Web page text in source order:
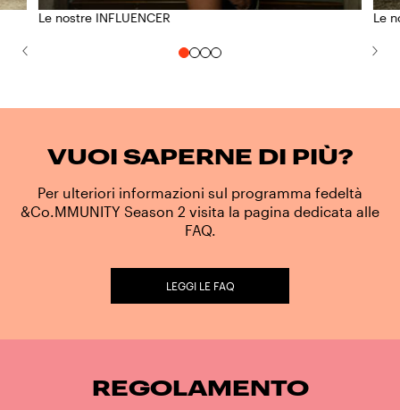
Le nostre INFLUENCER Le
VUOI SAPERNE DI PIÙ?
Per ulteriori informazioni sul programma fedeltà
&Co.MMUNITY Season 2 visita la pagina dedicata alle
FAQ.
LEGGI LE FAQ
REGOLAMENTO